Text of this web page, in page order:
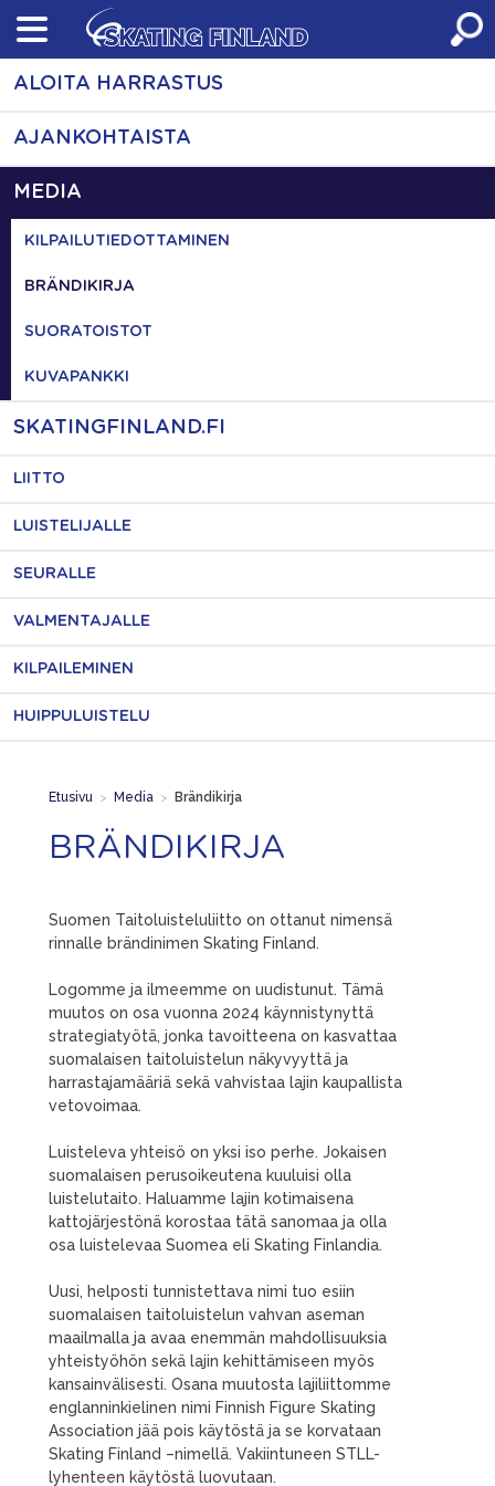
Skip
content
ALOITA HARRASTUS
AJANKOHTAISTA
MEDIA
KILPAILUTIEDOTTAMINEN
BRÄNDIKIRJA
SUORATOISTOT
KUVAPANKKI
SKATINGFINLAND.FI
LIITTO
LUISTELIJALLE
SEURALLE
VALMENTAJALLE
KILPAILEMINEN
HUIPPULUISTELU
Etusivu > Media > Brändikirja
BRÄNDIKIRJA
Suomen Taitoluisteluliitto on ottanut nimensä
rinnalle brändinimen Skating Finland.
Logomme ja ilmeemme on uudistunut. Tämä
muutos on osa vuonna 2024 käynnistynyttä
strategiatyötä, jonka tavoitteena on kasvattaa
suomalaisen taitoluistelun näkyvyyttä ja
harrastajamääriä sekä vahvistaa lajin kaupallista
vetovoimaa.
Luisteleva yhteisö on yksi iso perhe. Jokaisen
suomalaisen perusoikeutena kuuluisi olla
luistelutaito. Haluamme lajin kotimaisena
kattojärjestönä korostaa tätä sanomaa ja olla
osa luistelevaa Suomea eli Skating Finlandia.
Uusi, helposti tunnistettava nimi tuo esiin
suomalaisen taitoluistelun vahvan aseman
maailmalla ja avaa enemmän mahdollisuuksia
yhteistyöhön sekä lajin kehittämiseen myös
kansainvälisesti. Osana muutosta lajiliittomme
englanninkielinen nimi Finnish Figure Skating
Association jää pois käytöstä ja se korvataan
Skating Finland –nimellä. Vakiintuneen STLL-
lyhenteen käytöstä luovutaan.